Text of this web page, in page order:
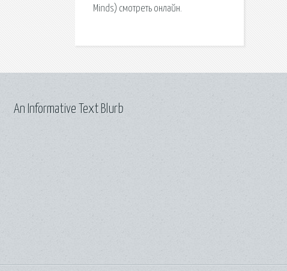
Minds) смотреть онлайн.
An Informative Text Blurb